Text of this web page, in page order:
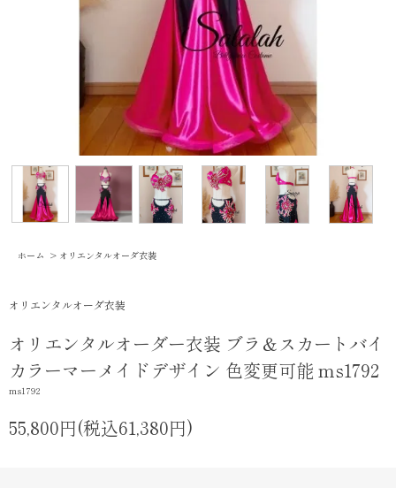
ホーム > オリエンタルオーダ衣装
オリエンタルオーダ衣装
オリエンタルオーダー衣装 ブラ＆スカートバイ
カラーマーメイドデザイン 色変更可能 ms1792
ms1792
55,800円(税込61,380円)